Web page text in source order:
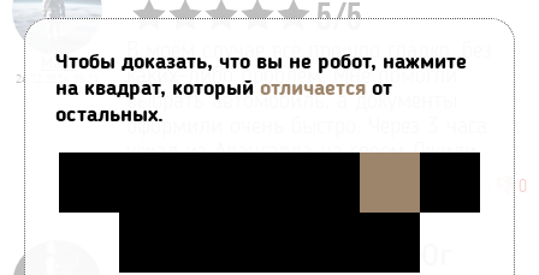
Макс
24.12.2024 19:24
5/5
В моём случае всё прошло гладко, без
каких-либо проблем. Мне помогли
выбрать автомобиль, а документы
оформили очень быстро. Через 3 часа
уехал из Авангарда на своем Джили.
0
Чтобы доказать, что вы не робот, нажмите
на квадрат, который отличается от
остальных.